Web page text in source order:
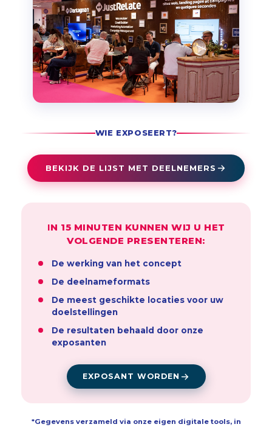
WIE EXPOSEERT?
BEKIJK DE LIJST MET DEELNEMERS
IN 15 MINUTEN KUNNEN WIJ U HET
VOLGENDE PRESENTEREN:
De werking van het concept
De deelnameformats
De meest geschikte locaties voor uw
doelstellingen
De resultaten behaald door onze
exposanten
EXPOSANT WORDEN
*Gegevens verzameld via onze eigen digitale tools, in